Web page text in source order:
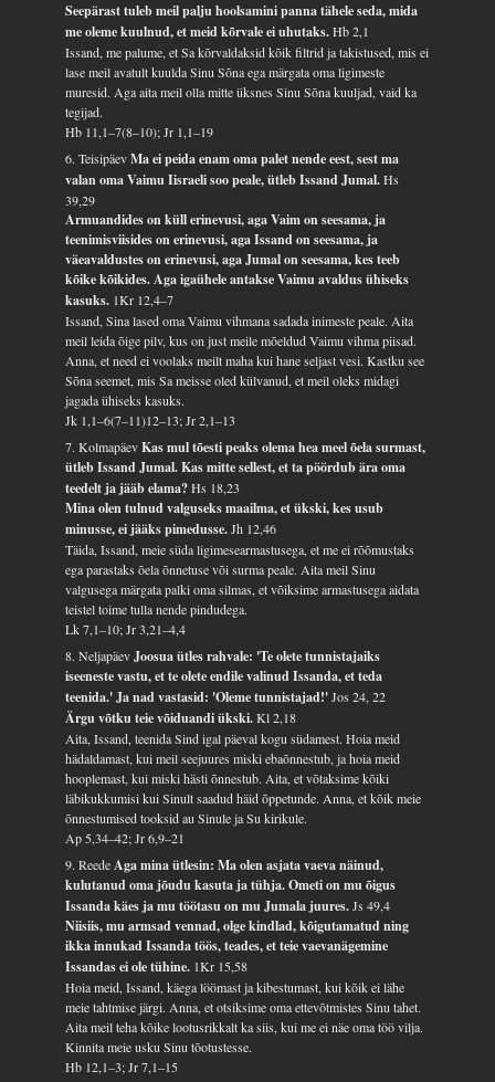
Seepärast tuleb meil palju hoolsamini panna tähele seda, mida
me oleme kuulnud, et meid kõrvale ei uhutaks.Hb 2,1
Issand, me palume, et Sa kõrvaldaksid kõik filtrid ja takistused, mis ei
lase meil avatult kuulda Sinu Sõna ega märgata oma ligimeste
muresid. Aga aita meil olla mitte üksnes Sinu Sõna kuuljad, vaid ka
tegijad.
Hb 11,1–7(8–10); Jr 1,1–19
6. TeisipäevMa ei peida enam oma palet nende eest, sest ma
valan oma Vaimu Iisraeli soo peale, ütleb Issand Jumal.Hs
39,29
Armuandides on küll erinevusi, aga Vaim on seesama, ja
teenimisviisides on erinevusi, aga Issand on seesama, ja
väeavaldustes on erinevusi, aga Jumal on seesama, kes teeb
kõike kõikides. Aga igaühele antakse Vaimu avaldus ühiseks
kasuks. 1Kr 12,4–7
Issand, Sina lased oma Vaimu vihmana sadada inimeste peale. Aita
meil leida õige pilv, kus on just meile mõeldud Vaimu vihma piisad.
Anna, et need ei voolaks meilt maha kui hane seljast vesi. Kastku see
Sõna seemet, mis Sa meisse oled külvanud, et meil oleks midagi
jagada ühiseks kasuks.
Jk 1,1–6(7–11)12–13; Jr 2,1–13
7. KolmapäevKas mul tõesti peaks olema hea meel õela surmast,
ütleb Issand Jumal. Kas mitte sellest, et ta pöördub ära oma
teedelt ja jääb elama?Hs 18,23
Mina olen tulnud valguseks maailma, et ükski, kes usub
minusse, ei jääks pimedusse.Jh 12,46
Täida, Issand, meie süda ligimesearmastusega, et me ei rõõmustaks
ega parastaks õela õnnetuse või surma peale. Aita meil Sinu
valgusega märgata palki oma silmas, et võiksime armastusega aidata
teistel toime tulla nende pindudega.
Lk 7,1–10; Jr 3,21–4,4
8. NeljapäevJoosua ütles rahvale: 'Te olete tunnistajaiks
iseeneste vastu, et te olete endile valinud Issanda, et teda
teenida.' Ja nad vastasid: 'Oleme tunnistajad!'Jos 24, 22
Ärgu võtku teie võiduandi ükski.Kl 2,18
Aita, Issand, teenida Sind igal päeval kogu südamest. Hoia meid
hädaldamast, kui meil seejuures miski ebaõnnestub, ja hoia meid
hooplemast, kui miski hästi õnnestub. Aita, et võtaksime kõiki
läbikukkumisi kui Sinult saadud häid õppetunde. Anna, et kõik meie
õnnestumised tooksid au Sinule ja Su kirikule.
Ap 5,34–42; Jr 6,9–21
9. Reede Aga mina ütlesin: Ma olen asjata vaeva näinud,
kulutanud oma jõudu kasuta ja tühja. Ometi on mu õigus
Issanda käes ja mu töötasu on mu Jumala juures.Js 49,4
Niisiis, mu armsad vennad, olge kindlad, kõigutamatud ning
ikka innukad Issanda töös, teades, et teie vaevanägemine
Issandas ei ole tühine. 1Kr 15,58
Hoia meid, Issand, käega löömast ja kibestumast, kui kõik ei lähe
meie tahtmise järgi. Anna, et otsiksime oma ettevõtmistes Sinu tahet.
Aita meil teha kõike lootusrikkalt ka siis, kui me ei näe oma töö vilja.
Kinnita meie usku Sinu tõotustesse.
Hb 12,1–3; Jr 7,1–15